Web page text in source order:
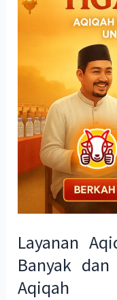
Layanan
Banyak
Aqiqah
Porsi
Gratis
Sertifikat
Aqiqah